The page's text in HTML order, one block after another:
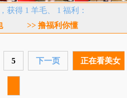
获得 1 羊毛、 1 福利：
>> 撸福利你懂
5 下一页 正在看美女